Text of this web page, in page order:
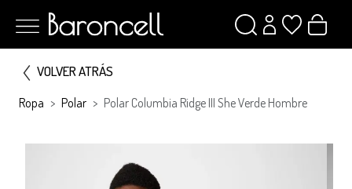
VOLVER ATRÁS
Ropa Polar Polar Columbia Ridge III She Verde Hombre